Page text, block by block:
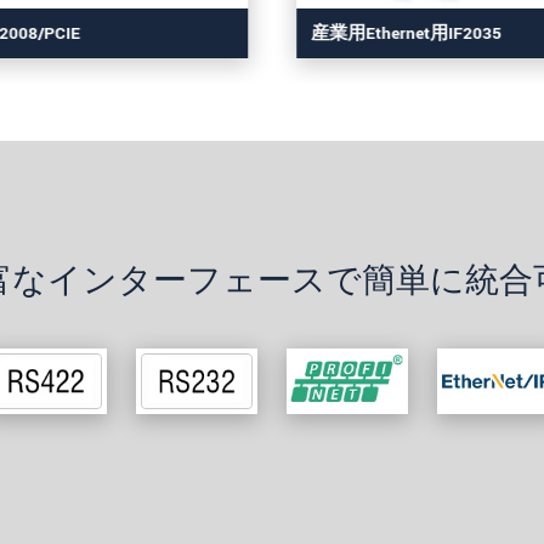
PCIE 産業用Ethernet用IF2035
なインターフェースで簡単に統合